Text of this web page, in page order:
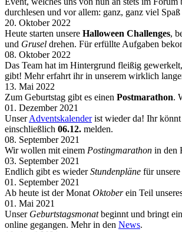
durchlesen und vor allem: ganz, ganz viel
20. Oktober 2022
Heute starten unsere Halloween Challenges,
und Grusel drehen. Für erfüllte Aufgaben
08. Oktober 2022
Das Team hat im Hintergrund fleißig
gibt! Mehr erfahrt ihr in unserem wirklich
13. Mai 2022
Zum Geburtstag gibt es einen Postmarathon.
01. Dezember 2021
UnserAdventskalenderist wieder da! Ihr könnt
einschließlich 06.12. melden.
08. September 2021
Wir wollen mit einem Postingmarathon in den
03. September 2021
Endlich gibt es wiederStundenpläne für
01. September 2021
Ab heute ist der Monat Oktoberein Teil
01. Mai 2021
Unser Geburtstagsmonatbeginnt und bringt
online gegangen. Mehr in den News.